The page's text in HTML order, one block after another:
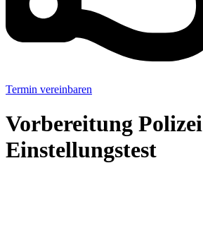
Termin vereinbaren
Vorbereitung Polizei
Einstellungstest